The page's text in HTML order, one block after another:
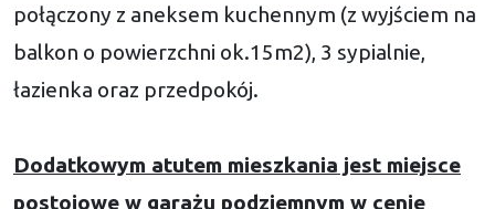
połączony z aneksem kuchennym (z wyjściem na
balkon o powierzchni ok.15m2), 3 sypialnie,
łazienka oraz przedpokój.
Dodatkowym atutem mieszkania jest miejsce
postojowe w garażu podziemnym w cenie